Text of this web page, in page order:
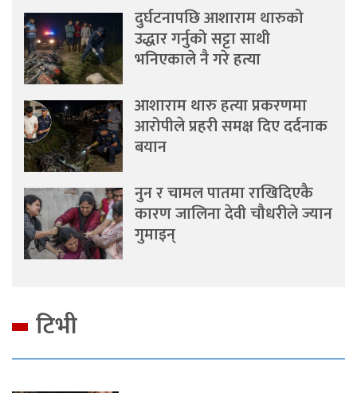
दुर्घटनापछि आशाराम थारुको
उद्धार गर्नुको सट्टा साथी
भनिएकाले नै गरे हत्या
आशाराम थारु हत्या प्रकरणमा
आरोपीले प्रहरी समक्ष दिए दर्दनाक
बयान
नुन र चामल पातमा राखिदिएकै
कारण जालिना देवी चौधरीले ज्यान
गुमाइन्
टिभी